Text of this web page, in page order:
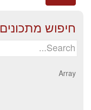
חיפוש מתכונים
Search
Array